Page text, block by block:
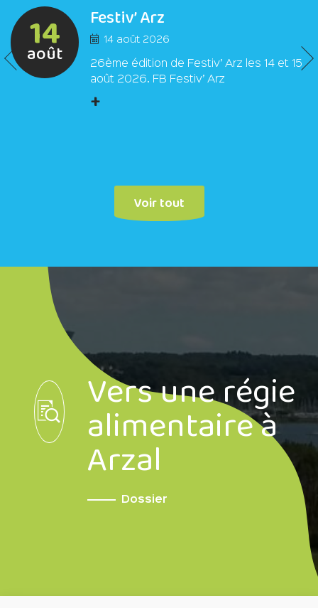
14
août
Festiv’ Arz
14 août 2026
26ème édition de Festiv’ Arz les 14 et 15
août 2026. FB Festiv’ Arz
+
Voir tout
Vers une régie
alimentaire à
Arzal
Dossier